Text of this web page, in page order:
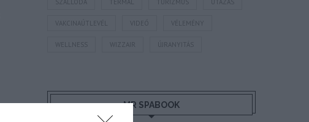
SZÁLLODA TERMÁL TURIZMUS UTAZÁS
VAKCINAÚTLEVÉL VIDEÓ VÉLEMÉNY
WELLNESS WIZZAIR ÚJRANYITÁS
MR SPABOOK